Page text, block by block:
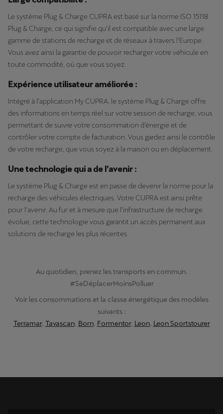
Le système Plug & Charge CUPRA est basé sur la norme ISO 15118
Plug & Charge, ce qui signifie qu’il est compatible avec une large
gamme de stations de recharge et de réseaux à travers l’Europe.
Vous avez ainsi la garantie de pouvoir recharger votre véhicule en
toute commodité, où que vous soyez.
Expérience utilisateur améliorée :
Intégré à l’application My CUPRA, le système Plug & Charge offre
des informations en temps réel sur votre session de recharge, vous
permettant de suivre votre consommation d’énergie et de
contrôler votre compte de facturation. Vous gardez ainsi le contrôle
de votre recharge, que vous soyez à la maison ou en déplacement.
Une technologie qui a de l’avenir :
Le système Plug & Charge est en passe de devenir la norme pour la
recharge des véhicules électriques. Votre CUPRA est ainsi prête
pour l’avenir. Au fur et à mesure que l’infrastructure de recharge
évolue, cette technologie vous garantit un accès permanent aux
solutions de recharge les plus récentes.
Au quotidien, prenez les transports en commun.
#SeDéplacerMoinsPolluer
Voir les consommations et la classe énergétique des modèles
suivants :
Terramar, Tavascan, Born, Formentor, Leon, Leon Sportstourer